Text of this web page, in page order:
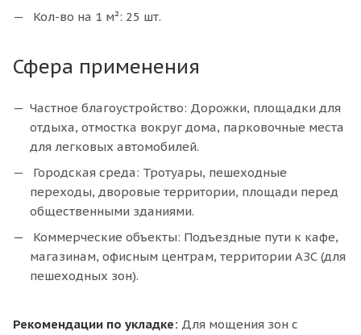
Кол-во на 1 м²: 25 шт.
Сфера применения
Частное благоустройство: Дорожки, площадки для
отдыха, отмостка вокруг дома, парковочные места
для легковых автомобилей.
Городская среда: Тротуары, пешеходные
переходы, дворовые территории, площади перед
общественными зданиями.
Коммерческие объекты: Подъездные пути к кафе,
магазинам, офисным центрам, территории АЗС (для
пешеходных зон).
Рекомендации по укладке: Для мощения зон с